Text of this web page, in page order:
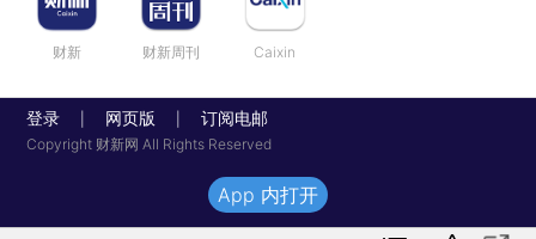
财新 财新周刊 Caixin
登录 网页版 订阅电邮
Copyright 财新网 All Rights Reserved
App 内打开